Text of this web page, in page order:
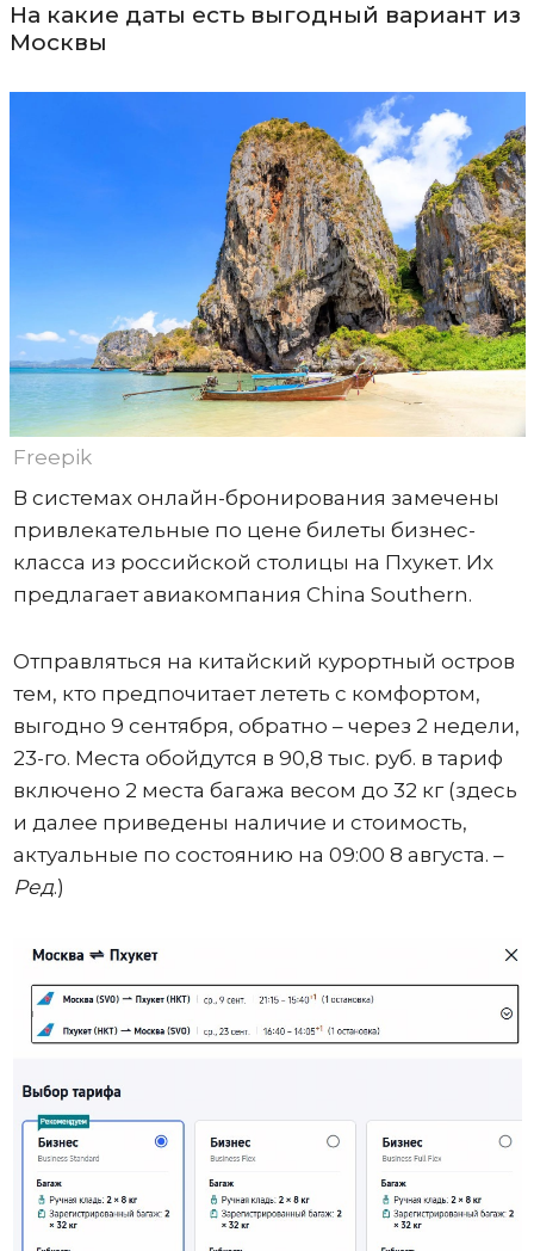
На какие даты есть выгодный вариант из
Москвы
Freepik
В системах онлайн-бронирования замечены
привлекательные по цене билеты бизнес-
класса из российской столицы на Пхукет. Их
предлагает авиакомпания China Southern.
Отправляться на китайский курортный остров
тем, кто предпочитает лететь с комфортом,
выгодно 9 сентября, обратно – через 2 недели,
23-го. Места обойдутся в 90,8 тыс. руб. в тариф
включено 2 места багажа весом до 32 кг (здесь
и далее приведены наличие и стоимость,
актуальные по состоянию на 09:00 8 августа. –
Ред.)